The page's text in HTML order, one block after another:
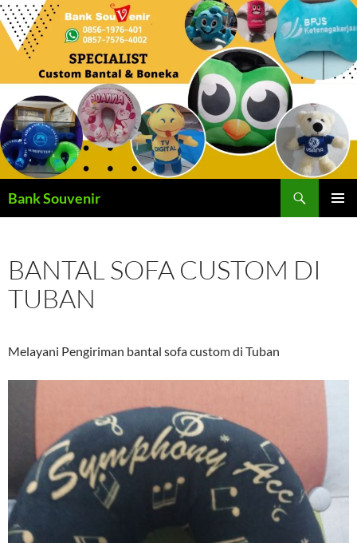
Langsung
ke
Bank Souvenir
BANTAL SOFA CUSTOM DI
TUBAN
Melayani Pengiriman bantal sofa custom di Tuban